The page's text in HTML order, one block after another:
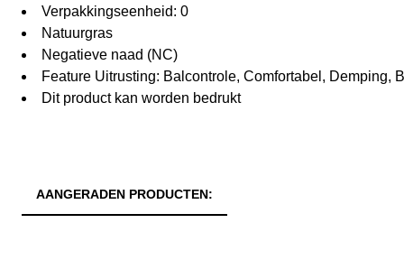
Verpakkingseenheid: 0
Natuurgras
Negatieve naad (NC)
Feature Uitrusting: Balcontrole, Comfortabel, Demping,
Dit product kan worden bedrukt
AANGERADEN PRODUCTEN: